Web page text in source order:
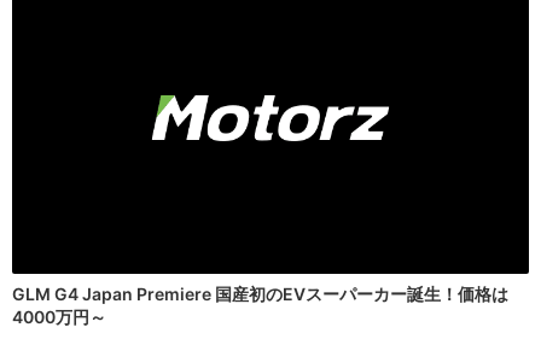
GLM G4 Japan Premiere 国産初のEVスーパーカー誕生！価格は
4000万円～